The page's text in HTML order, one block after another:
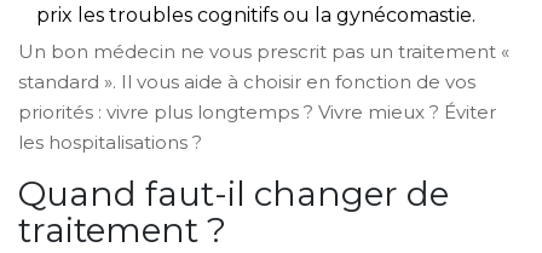
prix les troubles cognitifs ou la gynécomastie.
Un bon médecin ne vous prescrit pas un traitement «
standard ». Il vous aide à choisir en fonction de vos
priorités : vivre plus longtemps ? Vivre mieux ? Éviter
les hospitalisations ?
Quand faut-il changer de
traitement ?